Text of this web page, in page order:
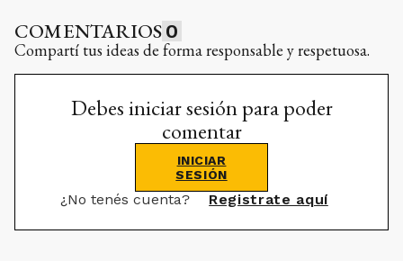
COMENTARIOS 0
Compartí tus ideas de forma responsable y respetuosa.
Debes iniciar sesión para poder
comentar
INICIAR
SESIÓN
¿No tenés cuenta? Registrate aquí